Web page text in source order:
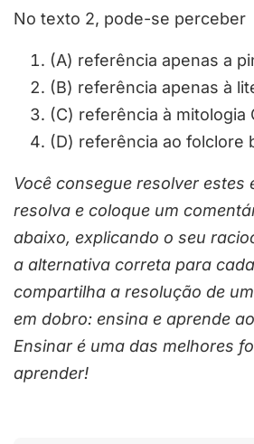
No texto 2, pode-se perceber
(A) referência apenas a
(B) referência apenas à
(C) referência à mitologia
(D) referência ao folclore
Você consegue resolver estes
resolva e coloque um
abaixo, explicando o seu
a alternativa correta para
compartilha a resolução de
em dobro: ensina e aprende
Ensinar é uma das melhores
aprender!